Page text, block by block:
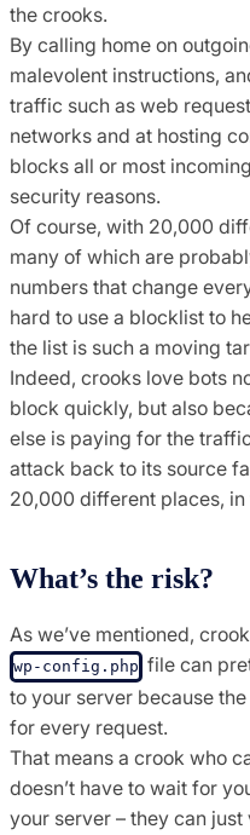
the crooks.
By calling home on
malevolent instructions,
traffic such as web
networks and at hosting
blocks all or most
security reasons.
Of course, with 20,000
many of which are
numbers that change
hard to use a blocklist to
the list is such a moving
Indeed, crooks love bots
block quickly, but also
else is paying for the
attack back to its source
20,000 different places, in
What’s the risk?
As we’ve mentioned,
wp-config.php file can
to your server because
for every request.
That means a crook who
doesn’t have to wait for
your server – they can